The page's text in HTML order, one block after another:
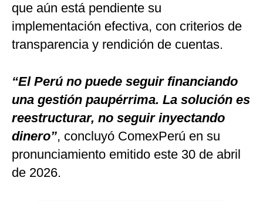
que aún está pendiente su
implementación efectiva, con criterios de
transparencia y rendición de cuentas.
“El Perú no puede seguir financiando
una gestión paupérrima. La solución es
reestructurar, no seguir inyectando
dinero”, concluyó ComexPerú en su
pronunciamiento emitido este 30 de abril
de 2026.